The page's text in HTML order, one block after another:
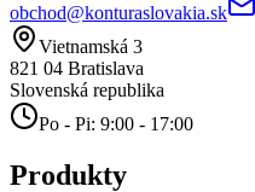
obchod@konturaslovakia.sk
Vietnamská 3
821 04 Bratislava
Slovenská republika
Po - Pi: 9:00 - 17:00
Produkty